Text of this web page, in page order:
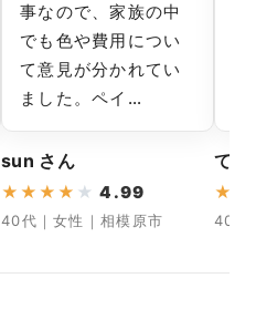
事なので、家族の中
でも色や費用につい
て意見が分かれてい
ました。ペイ…
sun さん
★ ★ ★ ★ ★ 4.99
40代｜女性｜相模原市
てつ
★
40代